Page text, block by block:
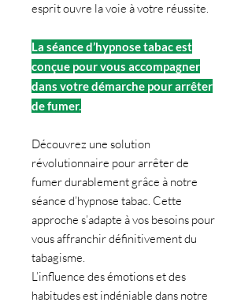
esprit ouvre la voie à votre réussite.
La séance d’hypnose tabac est
conçue pour vous accompagner
dans votre démarche pour arrêter
de fumer.
Découvrez une solution
révolutionnaire pourarrêter de
fumer durablement grâce à notre
séance d’hypnose tabac. Cette
approche s’adapte à vos besoins pour
vous affranchir définitivement du
tabagisme.
L’influence desémotionset des
habitudesest indéniable dans notre